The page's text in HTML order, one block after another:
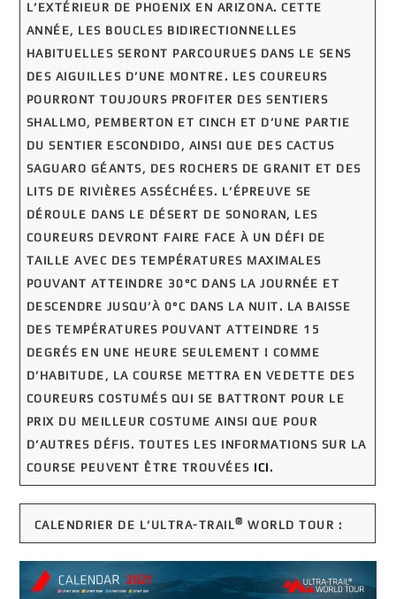
L’EXTÉRIEUR DE PHOENIX EN ARIZONA. CETTE
ANNÉE, LES BOUCLES BIDIRECTIONNELLES
HABITUELLES SERONT PARCOURUES DANS LE SENS
DES AIGUILLES D’UNE MONTRE. LES COUREURS
POURRONT TOUJOURS PROFITER DES SENTIERS
SHALLMO, PEMBERTON ET CINCH ET D’UNE PARTIE
DU SENTIER ESCONDIDO, AINSI QUE DES CACTUS
SAGUARO GÉANTS, DES ROCHERS DE GRANIT ET DES
LITS DE RIVIÈRES ASSÉCHÉES. L’ÉPREUVE SE
DÉROULE DANS LE DÉSERT DE SONORAN, LES
COUREURS DEVRONT FAIRE FACE À UN DÉFI DE
TAILLE AVEC DES TEMPÉRATURES MAXIMALES
POUVANT ATTEINDRE 30°C DANS LA JOURNÉE ET
DESCENDRE JUSQU’À 0°C DANS LA NUIT. LA BAISSE
DES TEMPÉRATURES POUVANT ATTEINDRE 15
DEGRÉS EN UNE HEURE SEULEMENT ! COMME
D’HABITUDE, LA COURSE METTRA EN VEDETTE DES
COUREURS COSTUMÉS QUI SE BATTRONT POUR LE
PRIX DU MEILLEUR COSTUME AINSI QUE POUR
D’AUTRES DÉFIS. TOUTES LES INFORMATIONS SUR LA
COURSE PEUVENT ÊTRE TROUVÉES ICI .
CALENDRIER DE L’ULTRA-TRAIL® WORLD TOUR :